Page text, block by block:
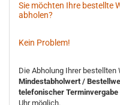
Sie möchten Ihre bestellte
abholen?
Kein Problem!
Die Abholung Ihrer bestellten
Mindestabholwert /
telefonischer Terminvergabe
Uhr möglich.